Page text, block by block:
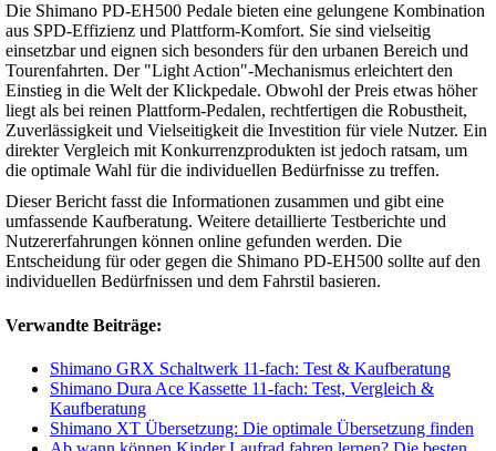
Die Shimano PD-EH500 Pedale bieten eine gelungene Kombination
aus SPD-Effizienz und Plattform-Komfort. Sie sind vielseitig
einsetzbar und eignen sich besonders für den urbanen Bereich und
Tourenfahrten. Der "Light Action"-Mechanismus erleichtert den
Einstieg in die Welt der Klickpedale. Obwohl der Preis etwas höher
liegt als bei reinen Plattform-Pedalen, rechtfertigen die Robustheit,
Zuverlässigkeit und Vielseitigkeit die Investition für viele Nutzer. Ein
direkter Vergleich mit Konkurrenzprodukten ist jedoch ratsam, um
die optimale Wahl für die individuellen Bedürfnisse zu treffen.
Dieser Bericht fasst die Informationen zusammen und gibt eine
umfassende Kaufberatung. Weitere detaillierte Testberichte und
Nutzererfahrungen können online gefunden werden. Die
Entscheidung für oder gegen die Shimano PD-EH500 sollte auf den
individuellen Bedürfnissen und dem Fahrstil basieren.
Verwandte Beiträge:
Shimano GRX Schaltwerk 11-fach: Test & Kaufberatung
Shimano Dura Ace Kassette 11-fach: Test, Vergleich &
Kaufberatung
Shimano XT Übersetzung: Die optimale Übersetzung finden